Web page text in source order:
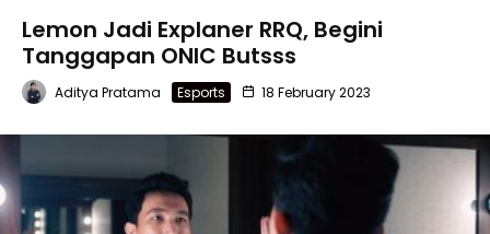
Lemon Jadi Explaner RRQ, Begini
Tanggapan ONIC Butsss
Aditya Pratama Esports 18 February 2023